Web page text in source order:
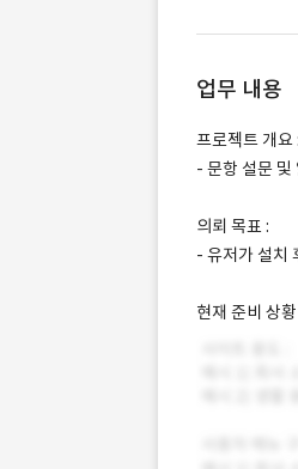
업무 내용
프로젝트 개요 :
- 문항 설문 및
의뢰 목표 :
- 유저가 설치
현재 준비 상황